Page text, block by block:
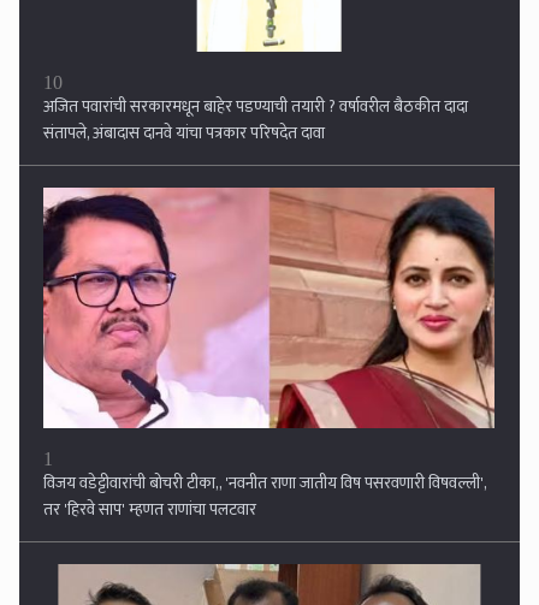
1
विजय वडेट्टीवारांची बोचरी टीका,, 'नवनीत राणा जातीय विष पसरवणारी विषवल्ली',
तर 'हिरवे साप' म्हणत राणांचा पलटवार